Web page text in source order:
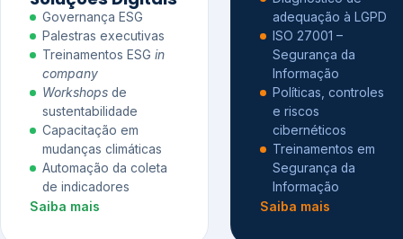
Governança ESG
Palestras executivas
Treinamentos ESG in
company
Workshops de
sustentabilidade
Capacitação em
mudanças climáticas
Automação da coleta
de indicadores
Saiba mais
adequação à LGPD
ISO 27001 –
Segurança da
Informação
Políticas, controles
e riscos
cibernéticos
Treinamentos em
Segurança da
Informação
Saiba mais